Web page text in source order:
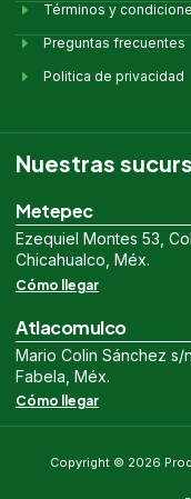
Términos y
Preguntas frecuentes
Politica de privacidad
Nuestras
Metepec
Ezequiel Montes 53,
Chicahualco, Méx.
Cómo llegar
Atlacomulco
Mario Colin Sánchez s/
Fabela, Méx.
Cómo llegar
Copyright © 2026